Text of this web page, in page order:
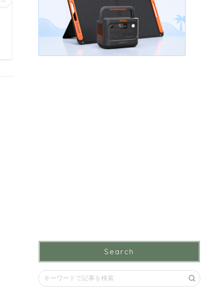
Search